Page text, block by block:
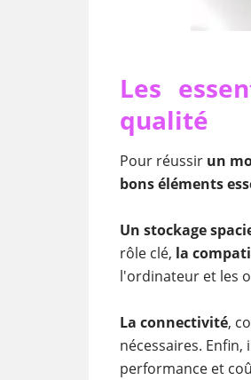
Les
qualité
Pour réussir un
bons éléments
Un stockage
rôle clé, la
l'ordinateur et les
La connectivité,
nécessaires. Enfin,
performance et